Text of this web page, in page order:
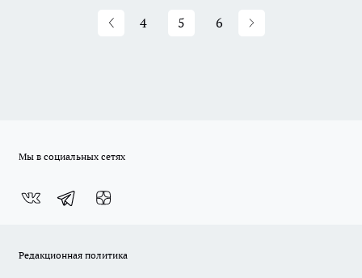
4 5 6
Мы в социальных сетях
Редакционная политика